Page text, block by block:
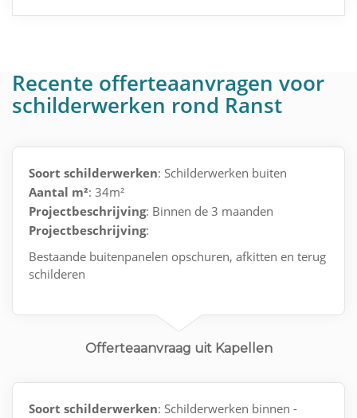
Recente offerteaanvragen voor
schilderwerken rond Ranst
Soort schilderwerken: Schilderwerken buiten
Aantal m²: 34m²
Projectbeschrijving: Binnen de 3 maanden
Projectbeschrijving:
Bestaande buitenpanelen opschuren, afkitten en terug
schilderen
Offerteaanvraag uit Kapellen
Soort schilderwerken: Schilderwerken binnen -